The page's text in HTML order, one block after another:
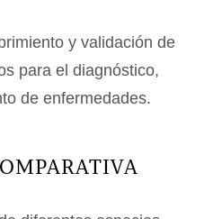
y validación de
para el diagnóstico,
de enfermedades.